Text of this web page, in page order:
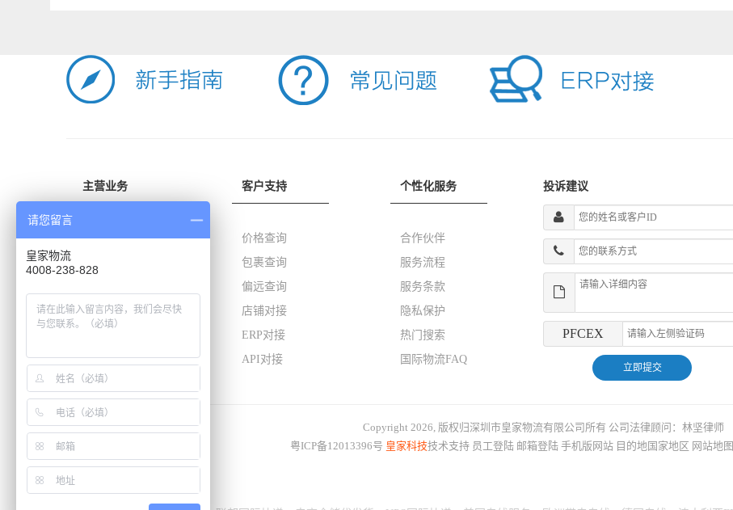
主营业务
国际快递
仓储代发货
国际快递进口
客户支持
价格查询
包裹查询
偏远查询
店铺对接
ERP对接
API对接
个性化服务
合作伙伴
服务流程
服务条款
隐私保护
热门搜索
国际物流FAQ
投诉建议
PFCEX
Copyright 2026, 版权归深圳市皇家物流有限公司所有 公司法律顾问：林坚律师
粤ICP备12013396号 皇家科技技术支持 员工登陆 邮箱登陆 手机版网站 目的地国家地区 网站地图
请您留言
皇家物流
4008-238-828